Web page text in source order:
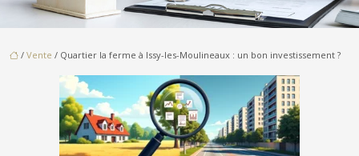
/ Vente / Quartier la ferme à Issy-les-Moulineaux : un bon investissement ?